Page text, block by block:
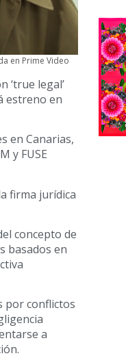
en Prime Video
‘true legal’
estreno en
en Canarias,
y FUSE
firma jurídica
concepto de
basados en
por conflictos
a